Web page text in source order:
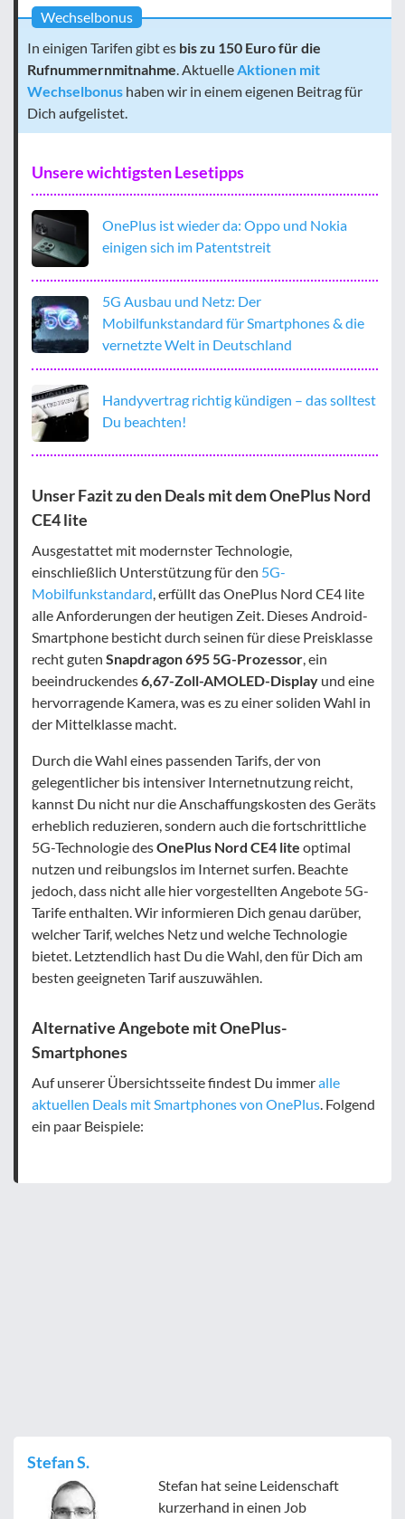
Wechselbonus
In einigen Tarifen gibt es bis zu 150 Euro für die
Rufnummernmitnahme. AktuelleAktionen mit
Wechselbonus haben wir in einem eigenen Beitrag für
Dich aufgelistet.
Unsere wichtigsten Lesetipps
OnePlus ist wieder da: Oppo und Nokia
einigen sich im Patentstreit
5G Ausbau und Netz: Der
Mobilfunkstandard für Smartphones & die
vernetzte Welt in Deutschland
Handyvertrag richtig kündigen – das solltest
Du beachten!
Unser Fazit zu den Deals mit dem OnePlus Nord
CE4 lite
Ausgestattet mit modernster Technologie,
einschließlich Unterstützung für den 5G-
Mobilfunkstandard, erfüllt das OnePlus Nord CE4 lite
alle Anforderungen der heutigen Zeit. Dieses Android-
Smartphone besticht durch seinen für diese Preisklasse
recht guten Snapdragon 695 5G-Prozessor, ein
beeindruckendes6,67-Zoll-AMOLED-Display und eine
hervorragende Kamera, was es zu einer soliden Wahl in
der Mittelklasse macht.
Durch die Wahl eines passenden Tarifs, der von
gelegentlicher bis intensiver Internetnutzung reicht,
kannst Du nicht nur die Anschaffungskosten des Geräts
erheblich reduzieren, sondern auch die fortschrittliche
5G-Technologie desOnePlus Nord CE4 lite optimal
nutzen und reibungslos im Internet surfen. Beachte
jedoch, dass nicht alle hier vorgestellten Angebote 5G-
Tarife enthalten. Wir informieren Dich genau darüber,
welcher Tarif, welches Netz und welche Technologie
bietet. Letztendlich hast Du die Wahl, den für Dich am
besten geeigneten Tarif auszuwählen.
Alternative Angebote mit OnePlus-
Smartphones
Auf unserer Übersichtsseite findest Du immeralle
aktuellen Deals mit Smartphones von OnePlus. Folgend
ein paar Beispiele:
Stefan S.
Stefan hat seine Leidenschaft
kurzerhand in einen Job